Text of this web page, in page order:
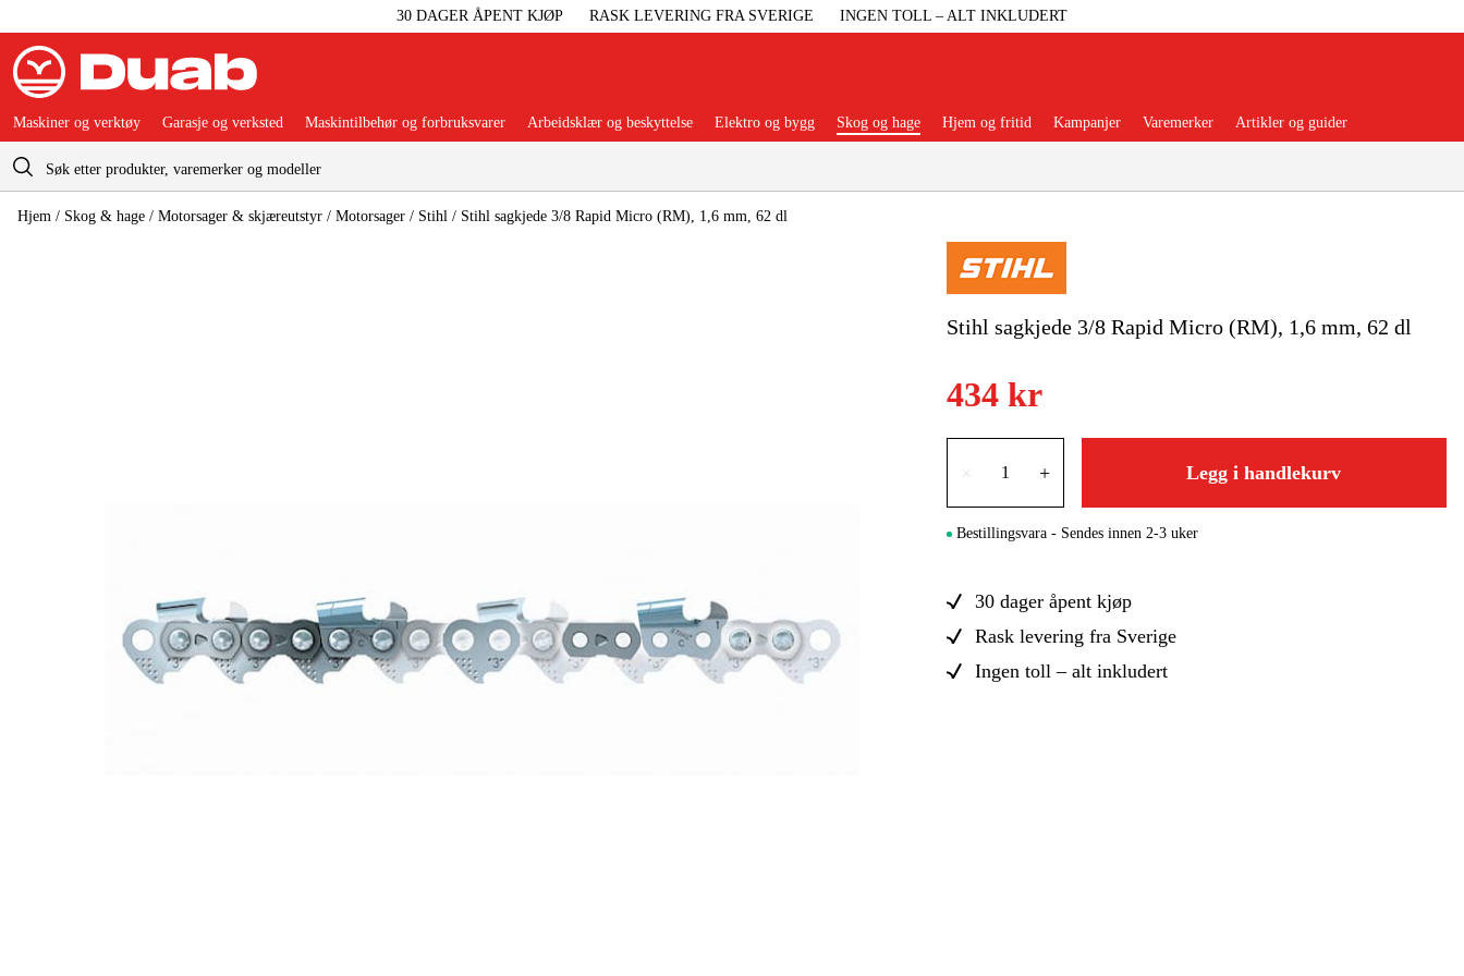
30 DAGER ÅPENT KJØP RASK LEVERING FRA SVERIGE INGEN TOLL – ALT INKLUDERT
Handlevogn Populære kategorier
Maskiner Og Verktøy Garasje Og Verksted
Maskintilbehør Og Forbruksvarer
Arbeidsklær Og Beskyttelse
Skog Og Hage
Hjem Og Fritid
Maskiner og verktøy Garasje og verksted Maskintilbehør og forbruksvarer Arbeidsklær og beskyttelse Elektro og bygg Skog og hage Hjem og fritid Kampanjer Varemerker Artikler og guider
Hjem / Skog & hage / Motorsager & skjæreutstyr / Motorsager / Stihl / Stihl sagkjede 3/8 Rapid Micro (RM), 1,6 mm, 62 dl
Stihl sagkjede 3/8 Rapid Micro (RM), 1,6 mm, 62 dl
434 kr
× + Legg i handlekurv
Bestillingsvara - Sendes innen 2-3 uker
30 dager åpent kjøp
Rask levering fra Sverige
Ingen toll – alt inkludert